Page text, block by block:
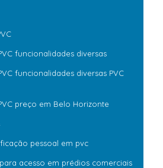
funcionalidades diversas
funcionalidades diversas PVC
preço em Belo Horizonte
pessoal em pvc
acesso em prédios comerciais